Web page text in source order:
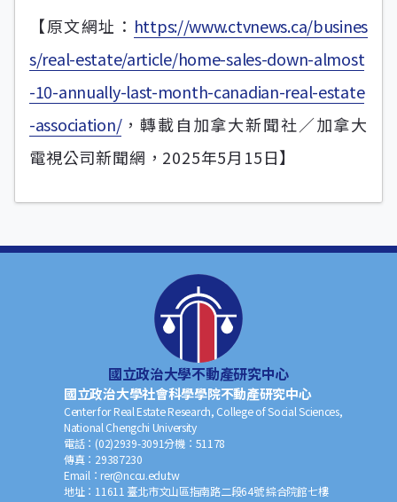
【原文網址： https://www.ctvnews.ca/busines
s/real-estate/article/home-sales-down-almost
-10-annually-last-month-canadian-real-estate
-association/，轉載自加拿大新聞社／加拿大
電視公司新聞網，2025年5月15日】
國立政治大學不動產研究中心
國立政治大學社會科學學院不動產研究中心
Center for Real Estate Research, College of Social Sciences,
National Chengchi University
電話： (02)2939-3091分機： 51178
傳真： 29387230
Email：rer@nccu.edu.tw
地址： 11611 臺北市文山區指南路二段64號 綜合院館七樓